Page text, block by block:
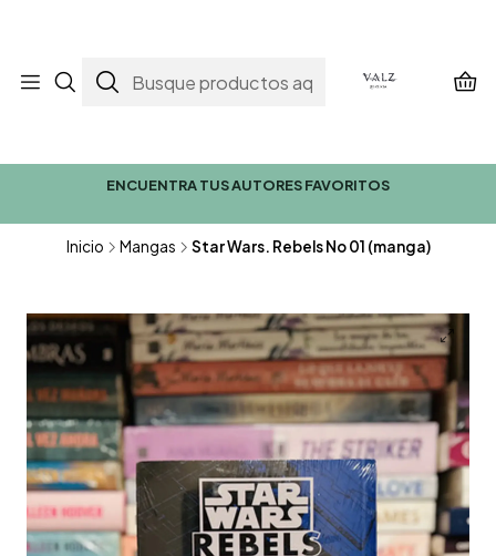
ENCUENTRA TUS AUTORES FAVORITOS
Inicio Mangas Star Wars. Rebels No 01 (manga)